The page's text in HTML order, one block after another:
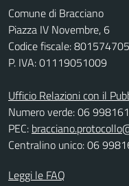
Comune di Bracciano
Piazza IV Novembre, 6
Codice fiscale:
P. IVA: 01119051009
Ufficio Relazioni con il
Numero verde: 06 998161
PEC:
Centralino unico: 06
Leggi le FAQ